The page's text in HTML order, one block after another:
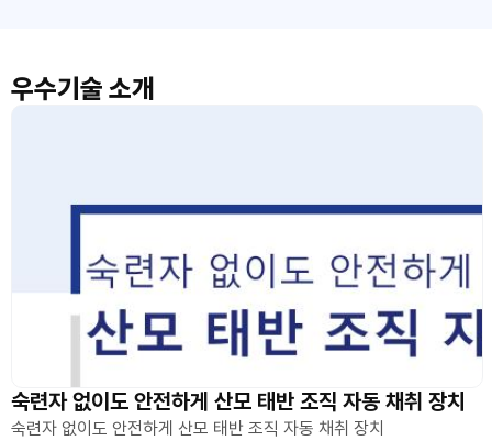
우수기술 소개
숙련자 없이도 안전하게 산모 태반 조직 자동 채취 장치
숙련자 없이도 안전하게 산모 태반 조직 자동 채취 장치